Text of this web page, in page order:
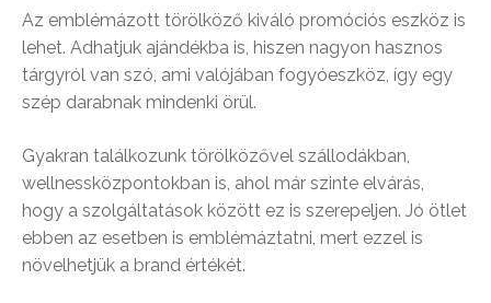
Az emblémázott törölköző kiváló promóciós eszköz is
lehet. Adhatjuk ajándékba is, hiszen nagyon hasznos
tárgyról van szó, ami valójában fogyóeszköz, így egy
szép darabnak mindenki örül.
Gyakran találkozunk törölközővel szállodákban,
wellnessközpontokban is, ahol már szinte elvárás,
hogy a szolgáltatások között ez is szerepeljen. Jó ötlet
ebben az esetben is emblémáztatni, mert ezzel is
növelhetjük a brand értékét.